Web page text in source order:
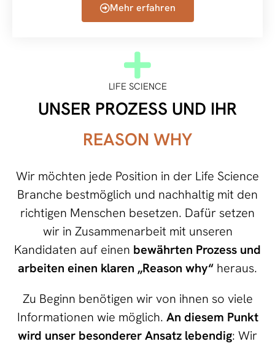
Mehr erfahren
LIFE SCIENCE
UNSER PROZESS UND IHR
REASON WHY
Wir möchten jede Position in der Life Science
Branche bestmöglich und nachhaltig mit den
richtigen Menschen besetzen. Dafür setzen
wir in Zusammenarbeit mit unseren
Kandidaten auf einen bewährten Prozess und
arbeiten einen klaren „Reason why“ heraus.
Zu Beginn benötigen wir von ihnen so viele
Informationen wie möglich. An diesem Punkt
wird unser besonderer Ansatz lebendig: Wir